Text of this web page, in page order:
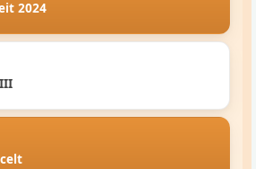
2024